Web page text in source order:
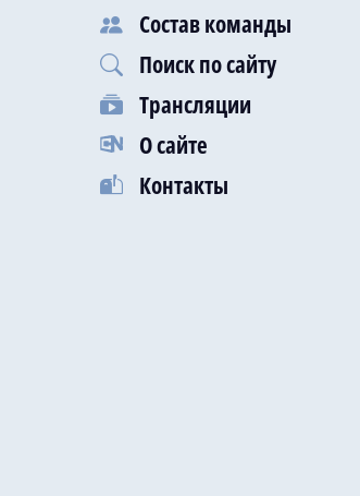
Состав команды
Поиск по сайту
Трансляции
О сайте
Контакты